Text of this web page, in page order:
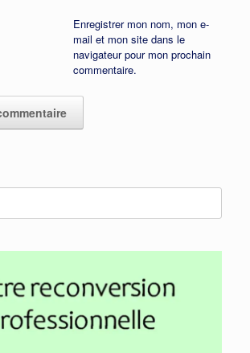
Enregistrer mon nom, mon e-
mail et mon site dans le
navigateur pour mon prochain
commentaire.